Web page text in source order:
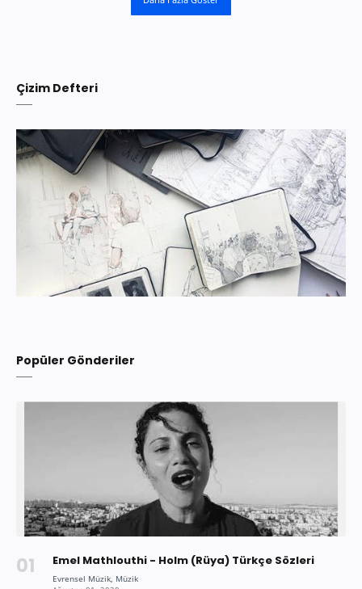
Çizim Defteri
Popüler Gönderiler
Emel Mathlouthi - Holm (Rüya) Türkçe Sözleri